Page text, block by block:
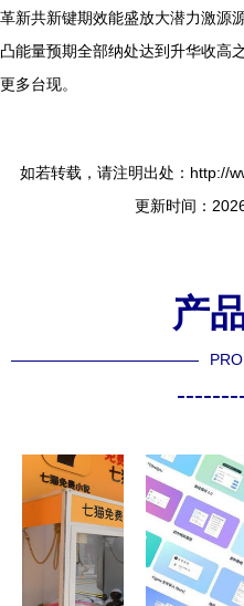
革新共新键期效能盛放大潜力激源
凸能量预期全部纳处达到升华收高
更多台现。
如若转载，请注明出处：http://
更新时间：
产